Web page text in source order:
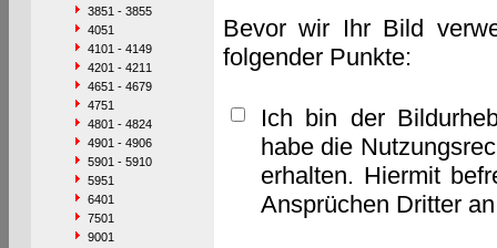
3851 - 3855
4051
4101 - 4149
4201 - 4211
4651 - 4679
4751
4801 - 4824
4901 - 4906
5901 - 5910
5951
6401
7501
9001
Bevor wir Ihr Bild
folgender Punkte:
Ich bin der
habe die
erhalten. Hiermit
Ansprüchen Dritter